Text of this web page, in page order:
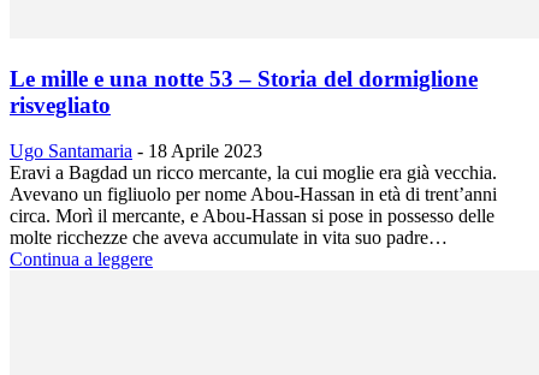
Le mille e una notte 53 – Storia del dormiglione
risvegliato
Ugo Santamaria - 18 Aprile 2023
Eravi a Bagdad un ricco mercante, la cui moglie era già vecchia.
Avevano un figliuolo per nome Abou-Hassan in età di trent’anni
circa. Morì il mercante, e Abou-Hassan si pose in possesso delle
molte ricchezze che aveva accumulate in vita suo padre…
Continua a leggere